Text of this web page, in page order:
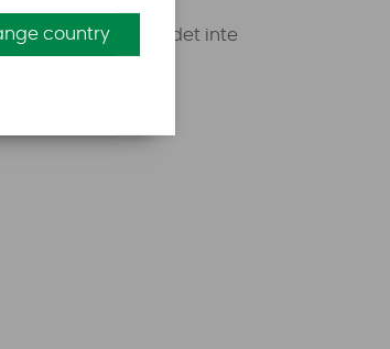
som tumregel om det inte
country